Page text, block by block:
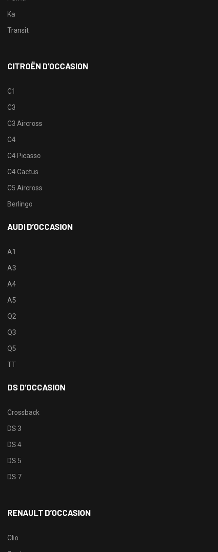
Ka
Transit
CITROËN D’OCCASION
C1
C3
C3 Aircross
C4
C4 Picasso
C4 Cactus
C5 Aircross
Berlingo
AUDI D’OCCASION
A1
A3
A4
A5
Q2
Q3
Q5
TT
DS D’OCCASION
Crossback
DS 3
DS 4
DS 5
DS 7
RENAULT D’OCCASION
Clio